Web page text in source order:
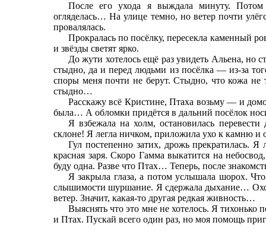
После его ухода я выждала минуту. Потом
огляделась… На улице темно, но ветер почти
провалялась.
Прокралась по посёлку, пересекла каменный
и звёзды светят ярко.
До жути хотелось ещё раз увидеть Альена,
стыдно, да и перед людьми из посёлка — из-за
споры меня почти не берут. Стыдно, что кожа не
стыдно…
Расскажу всё Кристине, Птаха возьму — и
была… А обломки придётся в дальний посёлок
Я взбежала на холм, остановилась
склоне! Я легла ничком, приложила ухо к камню и
Гул постепенно затих, дрожь прекратилась. Я
красная заря. Скоро Гамма выкатится на
буду одна. Разве что Птах… Теперь, после
Я закрыла глаза, а потом услышала шорох.
слышимости шуршание. Я сдержала дыхание…
ветер. Значит, какая-то другая редкая живность…
Выяснять что это мне не хотелось. Я
и Птах. Пускай всего один раз, но моя помощь